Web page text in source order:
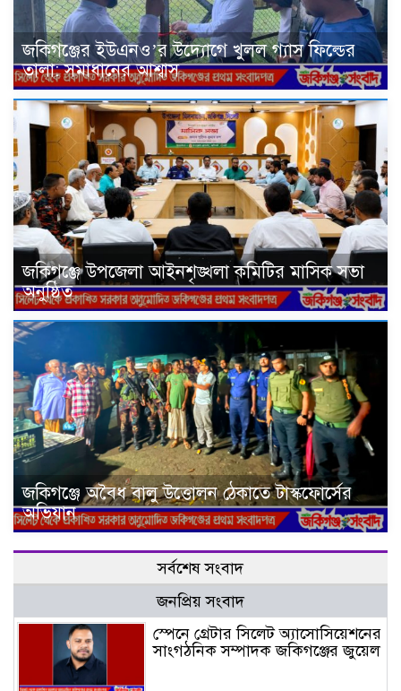
জকিগঞ্জের ইউএনও’র উদ্যোগে খুলল গ্যাস ফিল্ডের
তালা: সমাধানের আশ্বাস
জকিগঞ্জে উপজেলা আইনশৃঙ্খলা কমিটির মাসিক সভা
অনুষ্ঠিত
জকিগঞ্জে অবৈধ বালু উত্তোলন ঠেকাতে টাস্কফোর্সের
অভিযান
সর্বশেষ সংবাদ
জনপ্রিয় সংবাদ
স্পেনে গ্রেটার সিলেট অ্যাসোসিয়েশনের
সাংগঠনিক সম্পাদক জকিগঞ্জের জুয়েল